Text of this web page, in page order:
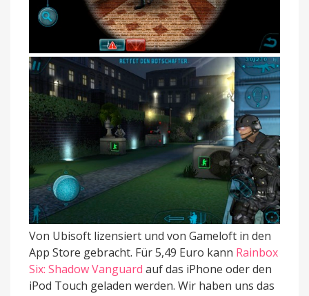
Von Ubisoft lizensiert und von Gameloft in den
App Store gebracht. Für 5,49 Euro kann Rainbox
Six: Shadow Vanguard auf das iPhone oder den
iPod Touch geladen werden. Wir haben uns das